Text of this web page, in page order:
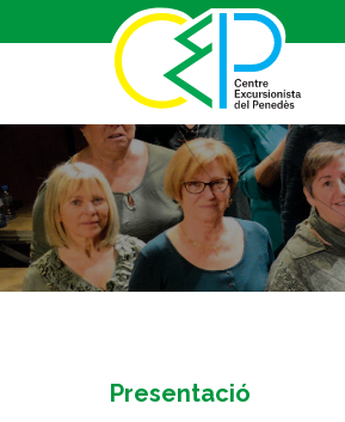
k
t
c
o
n
t
Presentació